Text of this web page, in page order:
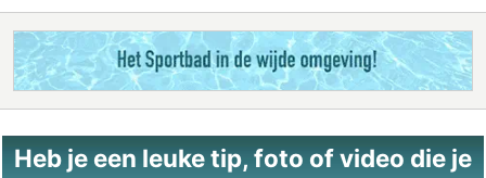
Heb je een leuke tip, foto of video die je